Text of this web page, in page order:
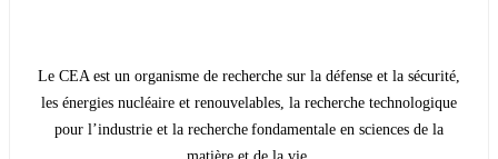
Le CEA est un organisme de recherche sur la défense et la sécurité,
les énergies nucléaire et renouvelables, la recherche technologique
pour l’industrie et la recherche fondamentale en sciences de la